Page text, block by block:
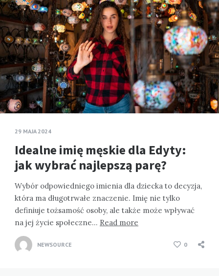
29 MAJA 2024
Idealne imię męskie dla Edyty:
jak wybrać najlepszą parę?
Wybór odpowiedniego imienia dla dziecka to decyzja,
która ma długotrwałe znaczenie. Imię nie tylko
definiuje tożsamość osoby, ale także może wpływać
na jej życie społeczne… Read more
NEWSOURCE 0